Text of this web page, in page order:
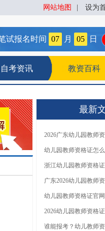
网站地图 设为
试报名时间 07 月 05 日
自考资讯 教资百科
最新